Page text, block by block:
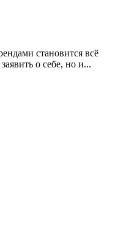
становится всё
о себе, но и...